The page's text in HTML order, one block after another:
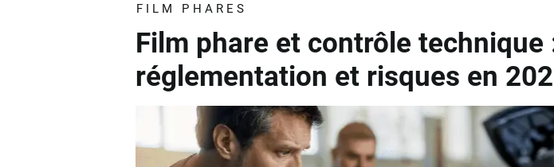
FILM PHARES
Film phare et contrôle technique
réglementation et risques en